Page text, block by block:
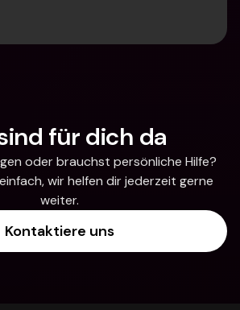
für dich da
oder brauchst persönliche Hilfe?
wir helfen dir jederzeit gerne
weiter.
Kontaktiere uns